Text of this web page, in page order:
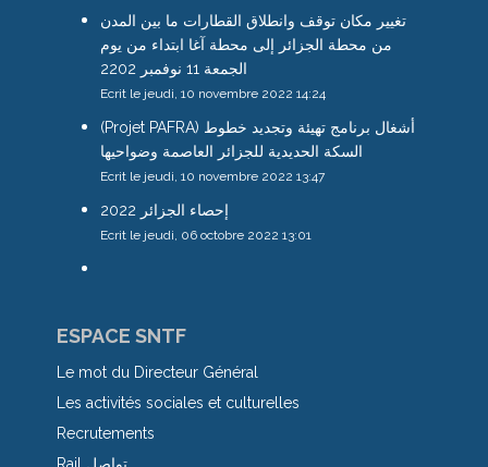
تغيير مكان توقف وانطلاق القطارات ما بين المدن
من محطة الجزائر إلى محطة آغا ابتداء من يوم
الجمعة 11 نوفمبر 2202
Ecrit le jeudi, 10 novembre 2022 14:24
(Projet PAFRA) أشغال برنامج تهيئة وتجديد خطوط
السكة الحديدية للجزائر العاصمة وضواحيها
Ecrit le jeudi, 10 novembre 2022 13:47
إحصاء الجزائر 2022
Ecrit le jeudi, 06 octobre 2022 13:01
ESPACE SNTF
Le mot du Directeur Général
Les activités sociales et culturelles
Recrutements